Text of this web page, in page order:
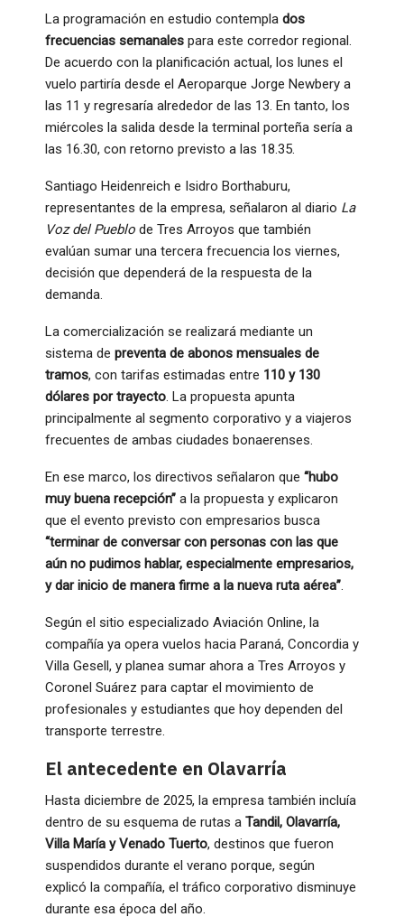
La programación en estudio contempla dos
frecuencias semanales para este corredor regional.
De acuerdo con la planificación actual, los lunes el
vuelo partiría desde el Aeroparque Jorge Newbery a
las 11 y regresaría alrededor de las 13. En tanto, los
miércoles la salida desde la terminal porteña sería a
las 16.30, con retorno previsto a las 18.35.
Santiago Heidenreich e Isidro Borthaburu,
representantes de la empresa, señalaron al diario La
Voz del Pueblo de Tres Arroyos que también
evalúan sumar una tercera frecuencia los viernes,
decisión que dependerá de la respuesta de la
demanda.
La comercialización se realizará mediante un
sistema de preventa de abonos mensuales de
tramos, con tarifas estimadas entre 110 y 130
dólares por trayecto. La propuesta apunta
principalmente al segmento corporativo y a viajeros
frecuentes de ambas ciudades bonaerenses.
En ese marco, los directivos señalaron que “hubo
muy buena recepción” a la propuesta y explicaron
que el evento previsto con empresarios busca
“terminar de conversar con personas con las que
aún no pudimos hablar, especialmente empresarios,
y dar inicio de manera firme a la nueva ruta aérea”.
Según el sitio especializado Aviación Online, la
compañía ya opera vuelos hacia Paraná, Concordia y
Villa Gesell, y planea sumar ahora a Tres Arroyos y
Coronel Suárez para captar el movimiento de
profesionales y estudiantes que hoy dependen del
transporte terrestre.
El antecedente en Olavarría
Hasta diciembre de 2025, la empresa también incluía
dentro de su esquema de rutas a Tandil, Olavarría,
Villa María y Venado Tuerto, destinos que fueron
suspendidos durante el verano porque, según
explicó la compañía, el tráfico corporativo disminuye
durante esa época del año.